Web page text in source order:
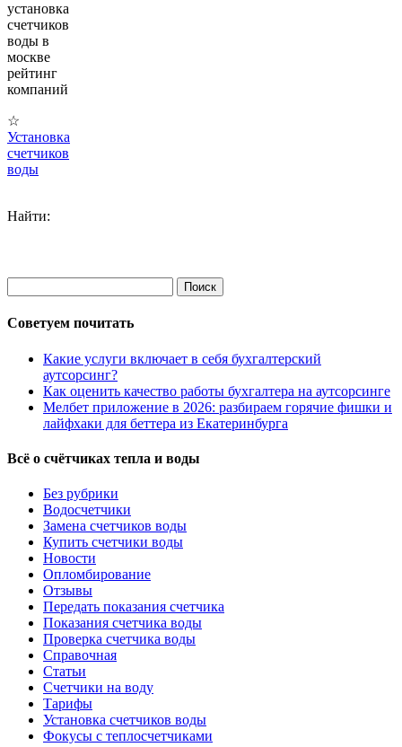
установка
счетчиков
воды в
москве
рейтинг
компаний
☆
Установка
счетчиков
воды
Найти:
Советуем почитать
Какие услуги включает в себя бухгалтерский
аутсорсинг?
Как оценить качество работы бухгалтера на аутсорсинге
Мелбет приложение в 2026: разбираем горячие фишки и
лайфхаки для беттера из Екатеринбурга
Всё о счётчиках тепла и воды
Без рубрики
Водосчетчики
Замена счетчиков воды
Купить счетчики воды
Новости
Опломбирование
Отзывы
Передать показания счетчика
Показания счетчика воды
Проверка счетчика воды
Справочная
Статьи
Счетчики на воду
Тарифы
Установка счетчиков воды
Фокусы с теплосчетчиками